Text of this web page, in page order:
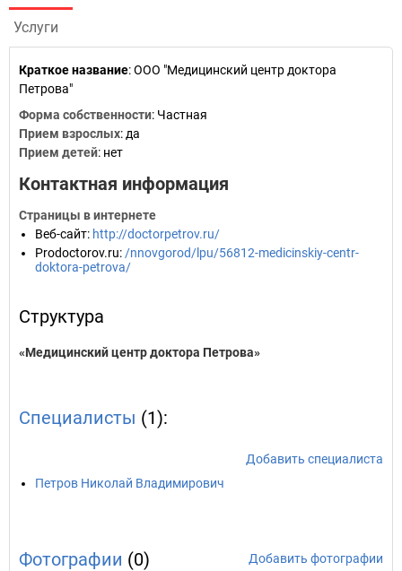
Услуги
Краткое название:ООО "Медицинский центр доктора
Петрова"
Форма собственности: Частная
Прием взрослых: да
Прием детей: нет
Контактная информация
Страницы в интернете
Веб-сайт: http://doctorpetrov.ru/
Prodoctorov.ru: /nnovgorod/lpu/56812-medicinskiy-centr-
doktora-petrova/
Структура
«Медицинский центр доктора Петрова»
Специалисты (1):
Добавить специалиста
Петров Николай Владимирович
Фотографии (0) Добавить фотографии